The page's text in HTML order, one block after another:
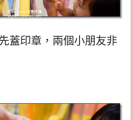
蓋印章，兩個小朋友非